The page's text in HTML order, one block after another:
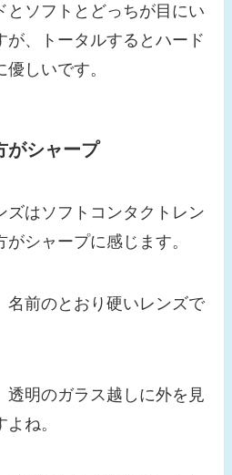
とソフトとどっちが目にい
が、トータルするとハード
しいです。
がシャープ
ズはソフトコンタクトレン
シャープに感じます。
名前のとおり硬いレンズで
透明のガラス越しに外を見
ね。